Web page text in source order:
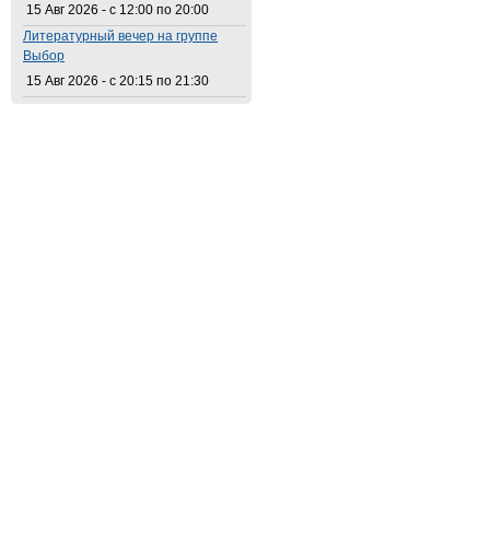
15 Авг 2026 - с 12:00 по 20:00
Литературный вечер на группе
Выбор
15 Авг 2026 - с 20:15 по 21:30